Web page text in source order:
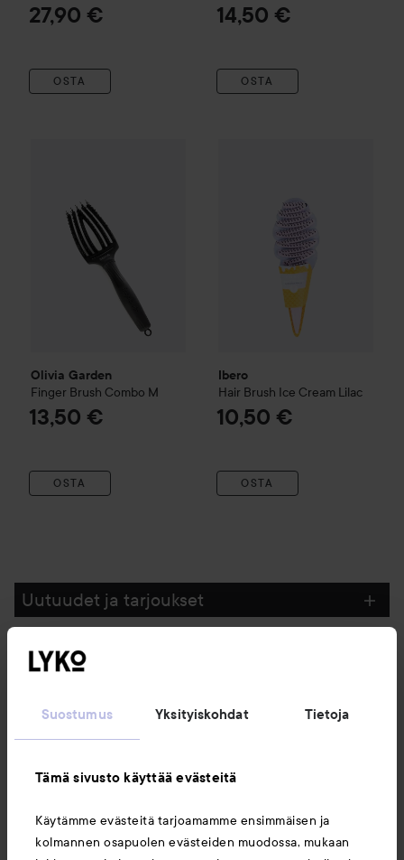
Suostumus Yksityiskohdat Tietoja
Tämä sivusto käyttää evästeitä
Käytämme evästeitä tarjoamamme ensimmäisen ja
kolmannen osapuolen evästeiden muodossa, mukaan
27,90 €
OSTA
14,50 €
OSTA
Olivia Garden
Finger Brush Combo M
13,50 €
OSTA
Ibero
Hair Brush Ice Cream Lilac
10,50 €
OSTA
Uutuudet ja tarjoukset
Seuraa meitä
Asiakaspalvelu
Tietoja
Saattaisit myös tykätä